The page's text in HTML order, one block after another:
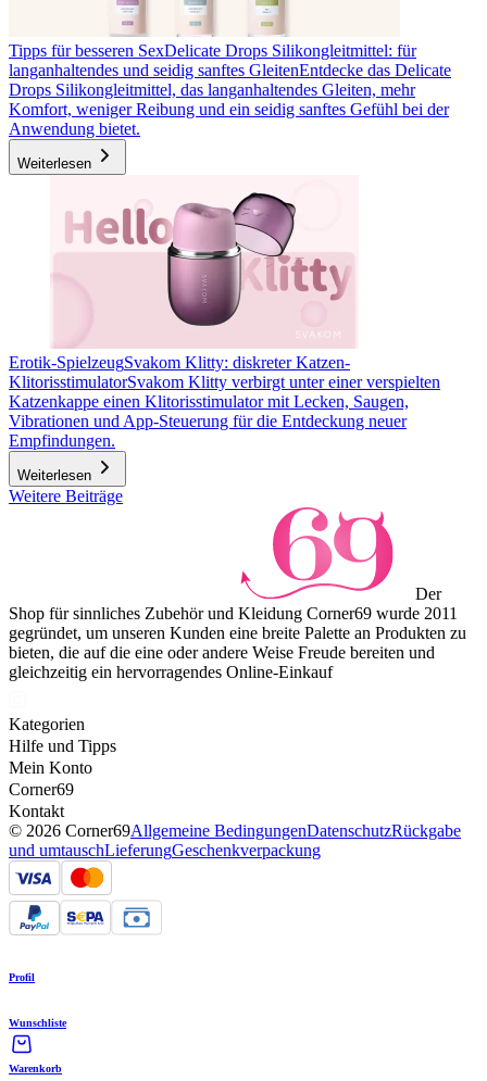
Tipps für besseren SexDelicate Drops Silikongleitmittel: für
langanhaltendes und seidig sanftes GleitenEntdecke das Delicate
Drops Silikongleitmittel, das langanhaltendes Gleiten, mehr
Komfort, weniger Reibung und ein seidig sanftes Gefühl bei der
Anwendung bietet.
Weiterlesen
Erotik-SpielzeugSvakom Klitty: diskreter Katzen-
KlitorisstimulatorSvakom Klitty verbirgt unter einer verspielten
Katzenkappe einen Klitorisstimulator mit Lecken, Saugen,
Vibrationen und App-Steuerung für die Entdeckung neuer
Empfindungen.
Weiterlesen
Weitere Beiträge
Der
Shop für sinnliches Zubehör und Kleidung Corner69 wurde 2011
gegründet, um unseren Kunden eine breite Palette an Produkten zu
bieten, die auf die eine oder andere Weise Freude bereiten und
gleichzeitig ein hervorragendes Online-Einkauf
Kategorien
Hilfe und Tipps
Mein Konto
Corner69
Kontakt
© 2026 Corner69Allgemeine BedingungenDatenschutzRückgabe
und umtauschLieferungGeschenkverpackung
Profil
Wunschliste
Warenkorb